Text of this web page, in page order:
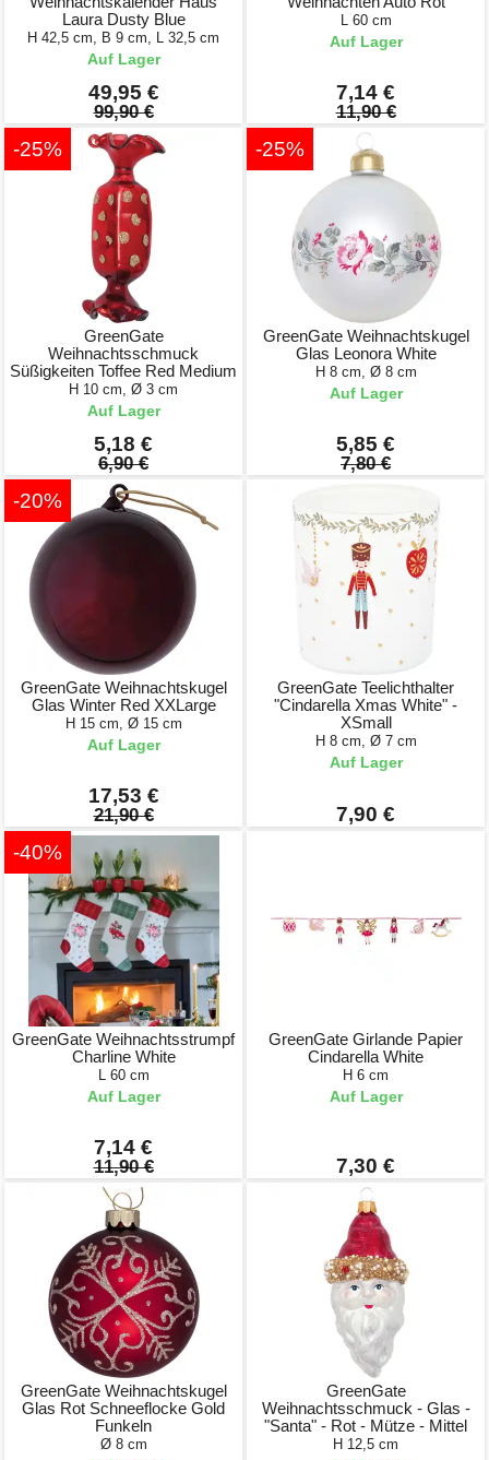
Laura Dusty Blue
H 42,5 cm, B 9 cm, L 32,5 cm
Auf Lager
49,95 €
99,90 €
L 60 cm
Auf Lager
7,14 €
11,90 €
-25%
GreenGate
Weihnachtsschmuck
Süßigkeiten Toffee Red Medium
H 10 cm, Ø 3 cm
Auf Lager
5,18 €
6,90 €
-25%
GreenGate Weihnachtskugel
Glas Leonora White
H 8 cm, Ø 8 cm
Auf Lager
5,85 €
7,80 €
-20%
GreenGate Weihnachtskugel
Glas Winter Red XXLarge
H 15 cm, Ø 15 cm
Auf Lager
17,53 €
21,90 €
GreenGate Teelichthalter
"Cindarella Xmas White" -
XSmall
H 8 cm, Ø 7 cm
Auf Lager
7,90 €
-40%
GreenGate Weihnachtsstrumpf
Charline White
L 60 cm
Auf Lager
7,14 €
11,90 €
GreenGate Girlande Papier
Cindarella White
H 6 cm
Auf Lager
7,30 €
GreenGate Weihnachtskugel
Glas Rot Schneeflocke Gold
Funkeln
Ø 8 cm
GreenGate
Weihnachtsschmuck - Glas -
"Santa" - Rot - Mütze - Mittel
H 12,5 cm